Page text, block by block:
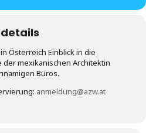
Österreich Einblick in die
mexikanischen Architektin
Büros.
anmeldung@azw.at